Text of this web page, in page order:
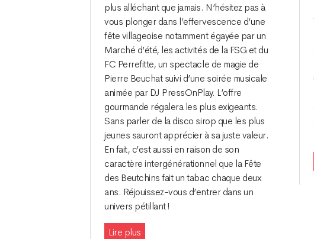
plus alléchant que jamais. N’hésitez pas à
vous plonger dans l’effervescence d’une
fête villageoise notamment égayée par un
Marché d’été, les activités de la FSG et du
FC Perrefitte, un spectacle de magie de
Pierre Beuchat suivi d’une soirée musicale
animée par DJ PressOnPlay. L’offre
gourmande régalera les plus exigeants.
Sans parler de la disco sirop que les plus
jeunes sauront apprécier à sa juste valeur.
En fait, c’est aussi en raison de son
caractère intergénérationnel que la Fête
des Beutchins fait un tabac chaque deux
ans. Réjouissez-vous d’entrer dans un
univers pétillant !
Lire plus